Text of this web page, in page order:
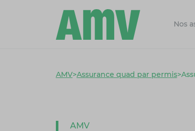
Nos
AMV>Assurance quad par permis>
AMV